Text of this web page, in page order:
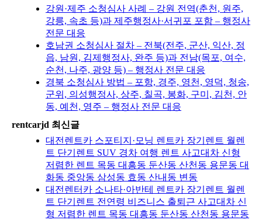
강원·제주 소청심사 사례 – 강원 전역(춘천, 원주,
강릉, 속초 등)과 제주행정사·서귀포 포함 – 행정사
전문 대응
호남권 소청심사 절차 – 전북(전주, 군산, 익산, 정
읍, 남원, 김제행정사, 완주 등)과 전남(목포, 여수,
순천, 나주, 광양 등) – 행정사 전문 대응
경북 소청심사 방법 – 포항, 경주, 영천, 영덕, 청송,
군위, 의성행정사, 상주, 칠곡, 봉화, 구미, 김천, 안
동, 예천, 영주 – 행정사 전문 대응
rentcarjd 최신글
대전렌트카 스포티지·모닝 렌트카 장기렌트 월렌
트 단기렌트 SUV 경차 여행 렌트 사고대차 신형
저렴한 렌트 목동 대흥동 둔산동 산천동 용문동 대
화동 중앙동 삼성동 효동 산내동 변동
대전렌터카 소나타·아반테 렌트카 장기렌트 월렌
트 단기렌트 전연령 비즈니스 출퇴근 사고대차 신
형 저렴한 렌트 목동 대흥동 둔산동 산천동 용문동